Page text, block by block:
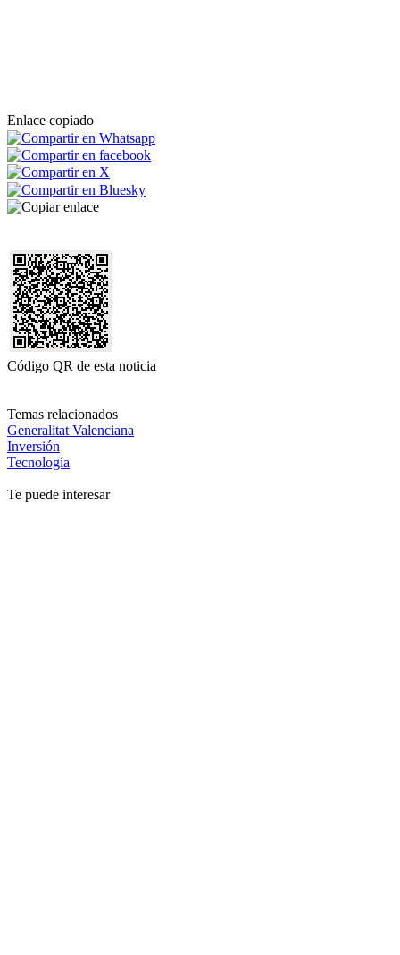
Enlace copiado
Código QR de esta noticia
Temas relacionados
Generalitat Valenciana
Inversión
Tecnología
Te puede interesar